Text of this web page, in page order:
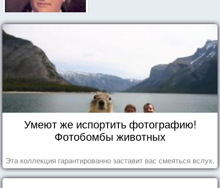
Умеют же испортить фотографию!
Фотобомбы животных
Эта коллекция гарантированно заставит вас смеяться вслух.